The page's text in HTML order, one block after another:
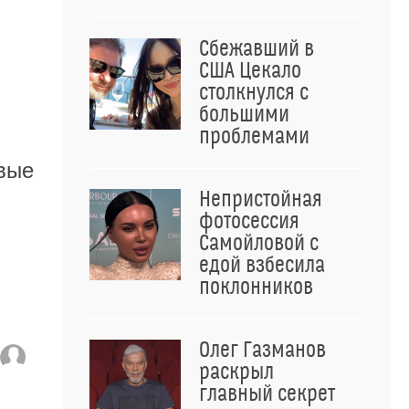
Сбежавший в
США Цекало
столкнулся с
большими
проблемами
Непристойная
фотосессия
Самойловой с
едой взбесила
поклонников
Олег Газманов
раскрыл
главный секрет